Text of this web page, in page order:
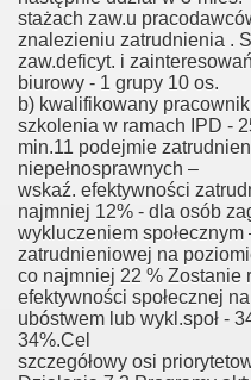
stażach zaw.u
znalezieniu zatrudnienia .
zaw.deficyt. i
biurowy - 1 grupy 10 os.
b) kwalifikowany
szkolenia w ramach IPD -
min.11 podejmie
niepełnosprawnych –
wskaź. efektywności
najmniej 12% - dla osób
wykluczeniem
zatrudnieniowej na
co najmniej 22 % Zostanie
efektywności społecznej
ubóstwem lub wykl.społ -
34%.Cel
szczegółowy osi
Lider -aktywna
"Lokalne Centrum
ludzie -aktywna wieś"